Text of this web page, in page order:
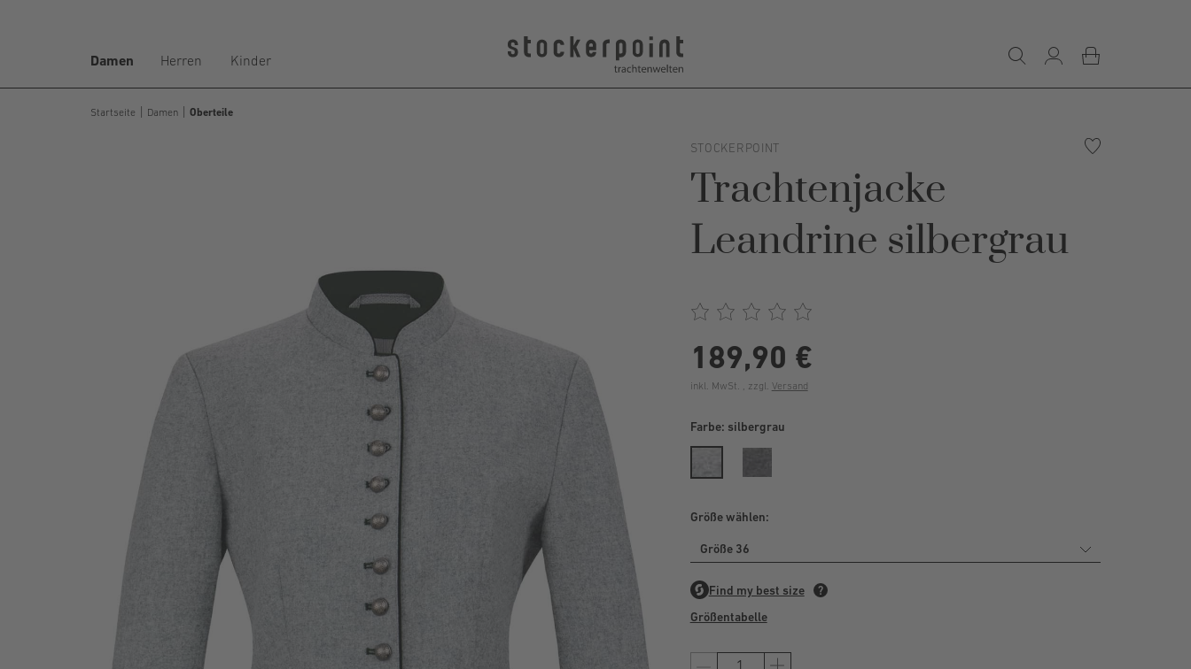
Damen Herren Kinder
Startseite Damen Oberteile
STOCKERPOINT
Trachtenjacke
Leandrine silbergrau
189,90 €
inkl. MwSt. , zzgl. Versand
Farbe: silbergrau
Größe wählen:
Größe 36
Größentabelle